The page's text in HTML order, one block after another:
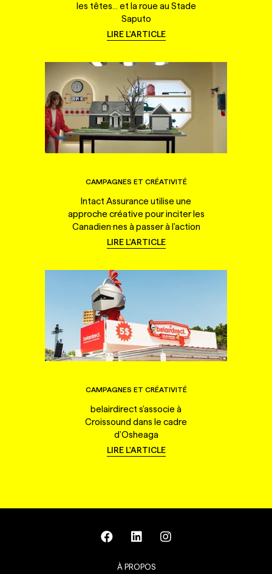
les têtes... et la roue au Stade
Saputo
LIRE L'ARTICLE
CAMPAGNES ET CRÉATIVITÉ
Intact Assurance utilise une
approche créative pour inciter les
Canadien·nes à passer à l'action
LIRE L'ARTICLE
CAMPAGNES ET CRÉATIVITÉ
belairdirect s'associe à
Croissound dans le cadre
d'Osheaga
LIRE L'ARTICLE
À PROPOS